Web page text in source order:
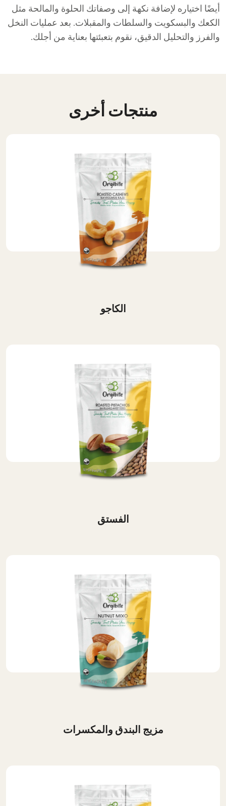
أيضًا اختياره لإضافة نكهة إلى وصفاتك الحلوة والمالحة مثل
الكعك والبسكويت والسلطات والمقبلات. بعد عمليات النخل
والفرز والتحليل الدقيق، نقوم بتعبئتها بعناية من أجلك.
منتجات أخرى
الكاجو
الفستق
مزيج البندق والمكسرات